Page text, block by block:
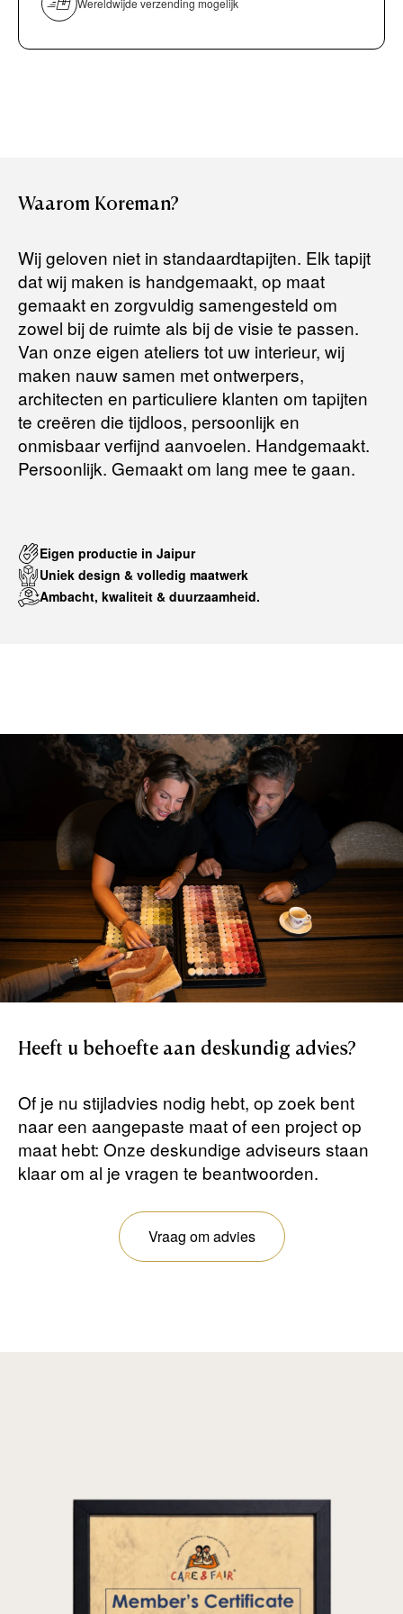
Bancontact / Mister Cash
aankoopbedrag zo snel mogelijk terug, maar uiterlijkbinnen 14
dagen na herroeping .
Voor meer informatie kunt u terecht op:
Terugbetalingsbeleid
Waarom Koreman?
Wij geloven niet in standaardtapijten. Elk tapijt
dat wij maken is handgemaakt, op maat
gemaakt en zorgvuldig samengesteld om
zowel bij de ruimte als bij de visie te passen.
Van onze eigen ateliers tot uw interieur, wij
maken nauw samen met ontwerpers,
architecten en particuliere klanten om tapijten
te creëren die tijdloos, persoonlijk en
onmisbaar verfijnd aanvoelen. Handgemaakt.
Persoonlijk. Gemaakt om lang mee te gaan.
Eigen productie in Jaipur
Uniek design & volledig maatwerk
Ambacht, kwaliteit & duurzaamheid.
Heeft u behoefte aan deskundig advies?
Of je nu stijladvies nodig hebt, op zoek bent
naar een aangepaste maat of een project op
maat hebt: Onze deskundige adviseurs staan ​​
klaar om al je vragen te beantwoorden.
Vraag om advies